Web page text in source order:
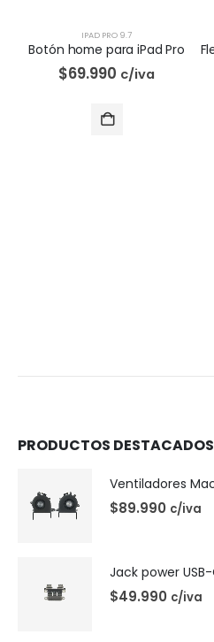
IPAD PRO 9.7
Botón home para iPad Pro
$69.990 c/iva
PRODUCTOS DESTACADOS
$89.990 c/iva
$49.990 c/iva